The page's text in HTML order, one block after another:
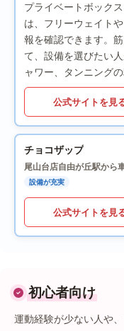
プライベートボック
は、フリーウェイト
報を確認できます。
て、設備を選びたい
ャワー、タンニング
公式サイトを見
チョコザップ
尾山台店自由が丘駅から
設備が充実
公式サイトを見
初心者向け
運動経験が少ない人や